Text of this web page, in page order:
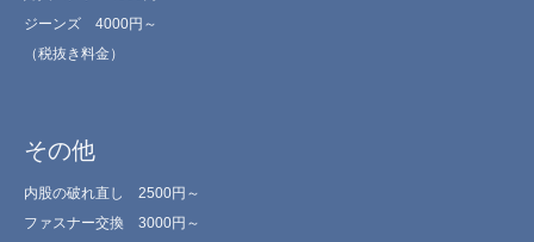
ジーンズ 4000円～
（税抜き料金）
その他
内股の破れ直し 2500円～
ファスナー交換 3000円～